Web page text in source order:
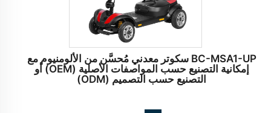
BC-MSA1-UP سكوتر معدني مُحسَّن من الألومنيوم مع
إمكانية التصنيع حسب المواصفات الأصلية (OEM) أو
التصنيع حسب التصميم (ODM)